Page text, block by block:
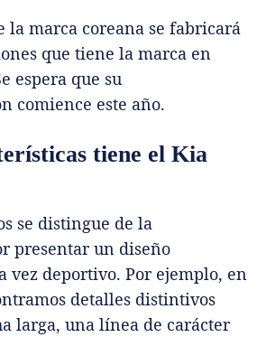
la marca coreana se fabricará
que tiene la marca en
espera que su
comience este año.
tiene el Kia
se distingue de la
presentar un diseño
vez deportivo. Por ejemplo, en
detalles distintivos
larga, una línea de carácter